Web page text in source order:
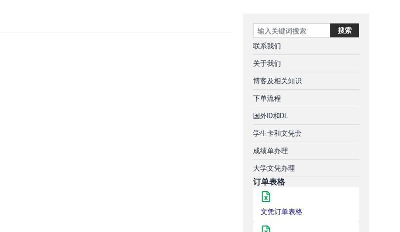
Search 搜索
联系我们
关于我们
博客及相关知识
下单流程
国外ID和DL
学生卡和文凭套
成绩单办理
大学文凭办理
订单表格
文凭订单表格